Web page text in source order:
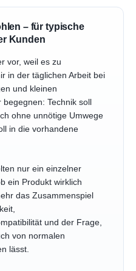
– für typische
Kunden
vor, weil es zu
in der täglichen Arbeit bei
und kleinen
Technik soll
ohne unnötige Umwege
in die vorhandene
nur ein einzelner
ein Produkt wirklich
das Zusammenspiel
und der Frage,
von normalen
lässt.